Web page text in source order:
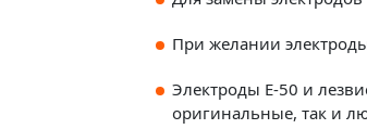
При желании
Электроды E-50 и
оригинальные, так и